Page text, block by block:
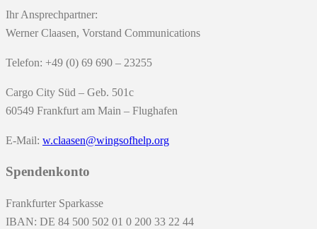
Ihr Ansprechpartner:
Werner Claasen, Vorstand Communications
Telefon: +49 (0) 69 690 – 23255
Cargo City Süd – Geb. 501c
60549 Frankfurt am Main – Flughafen
E-Mail: w.claasen@wingsofhelp.org
Spendenkonto
Frankfurter Sparkasse
IBAN: DE 84 500 502 01 0 200 33 22 44